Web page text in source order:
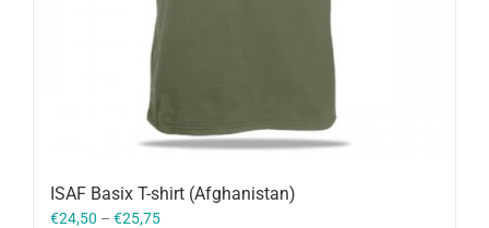
ISAF Basix T-shirt (Afghanistan)
€24,50 – €25,75